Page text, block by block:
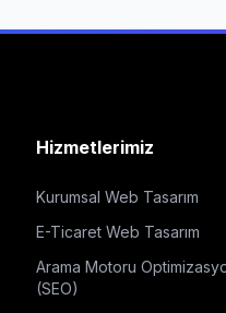
Hizmetlerimiz
Kurumsal Web Tasarım
E-Ticaret Web Tasarım
Arama Motoru
(SEO)